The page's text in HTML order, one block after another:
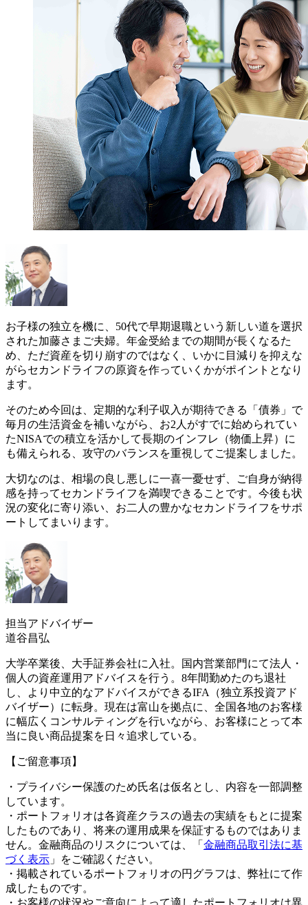
お子様の独立を機に、50代で早期退職という新しい道を選択
された加藤さまご夫婦。年金受給までの期間が長くなるた
め、ただ資産を切り崩すのではなく、いかに目減りを抑えな
がらセカンドライフの原資を作っていくかがポイントとなり
ます。
そのため今回は、定期的な利子収入が期待できる「債券」で
毎月の生活資金を補いながら、お2人がすでに始められてい
たNISAでの積立を活かして長期のインフレ（物価上昇）に
も備えられる、攻守のバランスを重視してご提案しました。
大切なのは、相場の良し悪しに一喜一憂せず、ご自身が納得
感を持ってセカンドライフを満喫できることです。今後も状
況の変化に寄り添い、お二人の豊かなセカンドライフをサポ
ートしてまいります。
担当アドバイザー
道谷昌弘
大学卒業後、大手証券会社に入社。国内営業部門にて法人・
個人の資産運用アドバイスを行う。8年間勤めたのち退社
し、より中立的なアドバイスができるIFA（独立系投資アド
バイザー）に転身。現在は富山を拠点に、全国各地のお客様
に幅広くコンサルティングを行いながら、お客様にとって本
当に良い商品提案を日々追求している。
【ご留意事項】
・プライバシー保護のため氏名は仮名とし、内容を一部調整
しています。
・ポートフォリオは各資産クラスの過去の実績をもとに提案
したものであり、将来の運用成果を保証するものではありま
せん。金融商品のリスクについては、「 金融商品取引法に基
づく表示 」をご確認ください。
・掲載されているポートフォリオの円グラフは、弊社にて作
成したものです。